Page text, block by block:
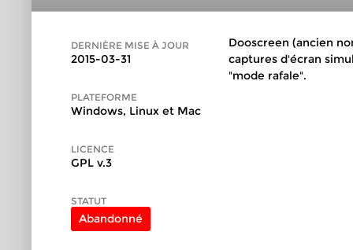
DERNIÈRE MISE À JOUR
2015-03-31
PLATEFORME
Windows, Linux et Mac
LICENCE
GPL v.3
STATUT
Abandonné
Dooscreen (ancien
captures d'écran
"mode rafale".